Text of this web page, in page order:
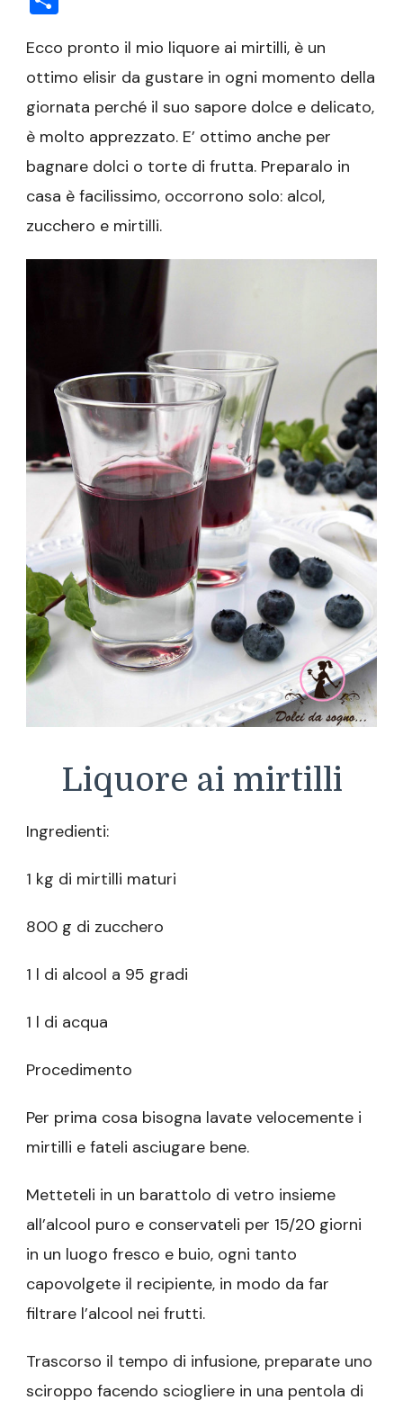
Ecco pronto il mio liquore ai mirtilli, è un
ottimo elisir da gustare in ogni momento della
giornata perché il suo sapore dolce e delicato,
è molto apprezzato. E’ ottimo anche per
bagnare dolci o torte di frutta. Preparalo in
casa è facilissimo, occorrono solo: alcol,
zucchero e mirtilli.
Liquore ai mirtilli
Ingredienti:
1 kg di mirtilli maturi
800 g di zucchero
1 l di alcool a 95 gradi
1 l di acqua
Procedimento
Per prima cosa bisogna lavate velocemente i
mirtilli e fateli asciugare bene.
Metteteli in un barattolo di vetro insieme
all’alcool puro e conservateli per 15/20 giorni
in un luogo fresco e buio, ogni tanto
capovolgete il recipiente, in modo da far
filtrare l’alcool nei frutti.
Trascorso il tempo di infusione, preparate uno
sciroppo facendo sciogliere in una pentola di